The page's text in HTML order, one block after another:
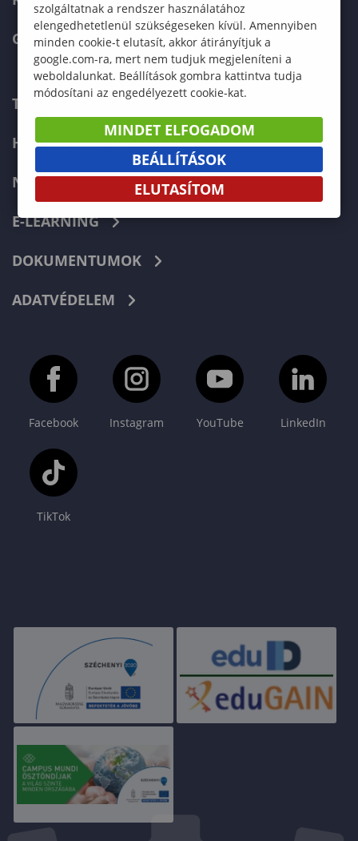
GREEN UNIVERSITY
TELEFONKÖNYV
HIBABEJELENTÉS
NEPTUN
E-LEARNING
DOKUMENTUMOK
ADATVÉDELEM
Facebook Instagram YouTube LinkedIn
TikTok
szolgáltatnak a rendszer használatához
elengedhetetlenül szükségeseken kívül. Amennyiben
minden cookie-t elutasít, akkor átirányítjuk a
google.com-ra, mert nem tudjuk megjeleníteni a
weboldalunkat. Beállítások gombra kattintva tudja
módosítani az engedélyezett cookie-kat.
MINDET ELFOGADOM
BEÁLLÍTÁSOK
ELUTASÍTOM